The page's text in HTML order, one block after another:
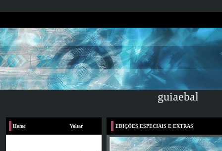
guiaebal
Home Voltar EDIÇÕES ESPECIAIS E EXTRAS